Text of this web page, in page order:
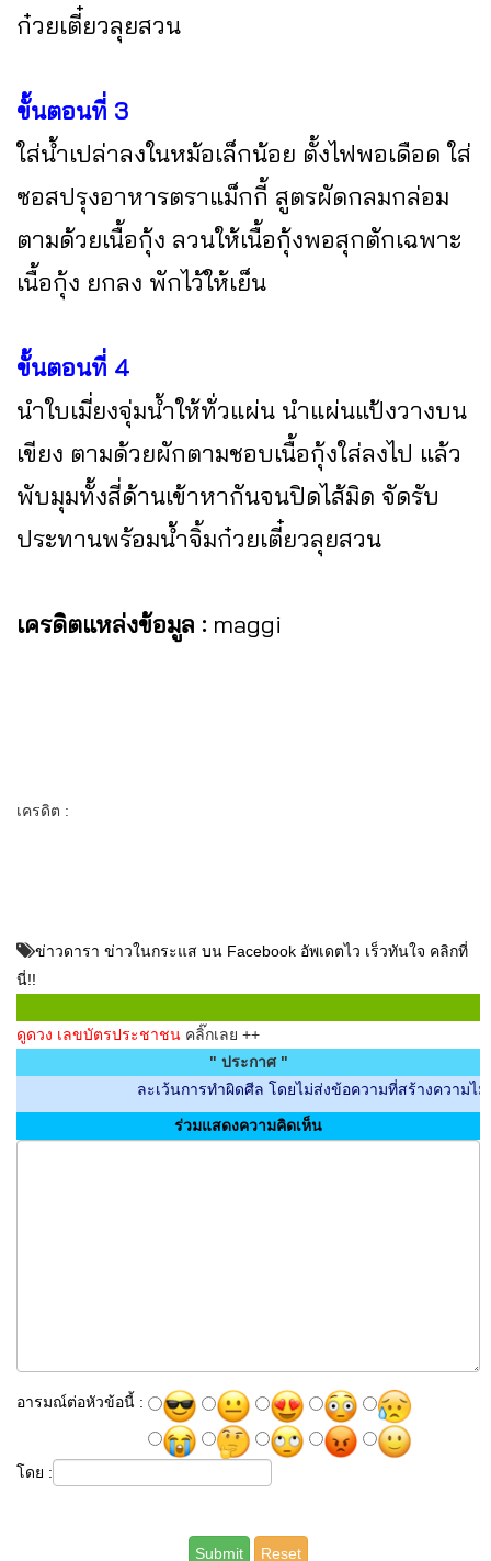
ก๋วยเตี๋ยวลุยสวน
ขั้นตอนที่ 3
ใส่น้ำเปล่าลงในหม้อเล็กน้อย ตั้งไฟพอเดือด ใส่
ซอสปรุงอาหารตราแม็กกี้ สูตรผัดกลมกล่อม
ตามด้วยเนื้อกุ้ง ลวนให้เนื้อกุ้งพอสุกตักเฉพาะ
เนื้อกุ้ง ยกลง พักไว้ให้เย็น
ขั้นตอนที่ 4
นำใบเมี่ยงจุ่มน้ำให้ทั่วแผ่น นำแผ่นแป้งวางบน
เขียง ตามด้วยผักตามชอบเนื้อกุ้งใส่ลงไป แล้ว
พับมุมทั้งสี่ด้านเข้าหากันจนปิดไส้มิด จัดรับ
ประทานพร้อมน้ำจิ้มก๋วยเตี๋ยวลุยสวน
เครดิตแหล่งข้อมูล : maggi
เครดิต :
ข่าวดารา ข่าวในกระแส บน Facebook อัพเดตไว เร็วทันใจ คลิกที่
นี่!!
ดูดวง เลขบัตรประชาชน คลิ๊กเลย ++
" ประกาศ "
ละเว้นการทำผิดศีล โดยไม่ส่งข้อความที่สร้างความไม่สบาย
ร่วมแสดงความคิดเห็น
อารมณ์ต่อหัวข้อนี้ :
โดย :